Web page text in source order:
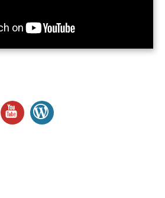
InstagramYouTube